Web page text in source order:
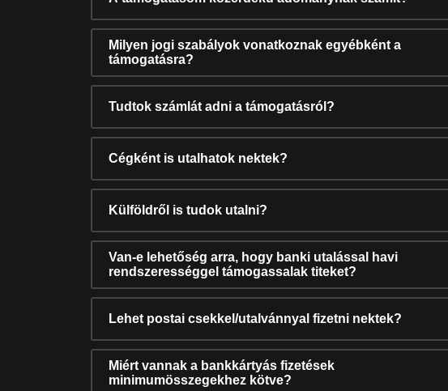
Milyen jogi szabályok vonatkoznak egyébként a
támogatásra?
Tudtok számlát adni a támogatásról?
Cégként is utalhatok nektek?
Külföldről is tudok utalni?
Van-e lehetőség arra, hogy banki utalással havi
rendszerességgel támogassalak titeket?
Lehet postai csekkel/utalvánnyal fizetni nektek?
Miért vannak a bankkártyás fizetések
minimumösszegekhez kötve?